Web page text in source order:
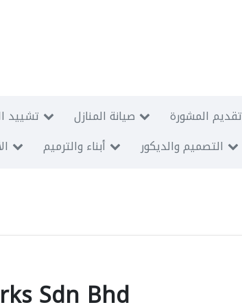
تشييد صيانة المنازل تقديم المشورة
أبناء والترميم التصميم والديكور
Sdn Bhd